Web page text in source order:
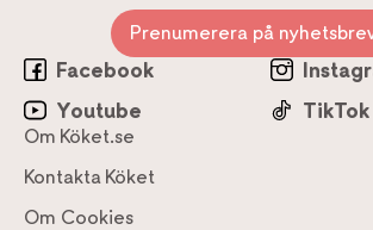
Prenumerera på
Facebook
Youtube
TikTok
Om Köket.se
Kontakta Köket
Om Cookies